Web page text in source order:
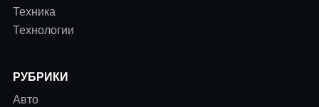
Техника
Технологии
РУБРИКИ
Авто